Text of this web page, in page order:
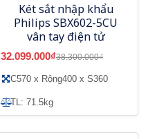
Két sắt nhập khẩu
Philips SBX602-5CU
vân tay điện tử
32.099.000₫38.300.000₫
C570 x Rộng400 x S360
TL: 71.5kg